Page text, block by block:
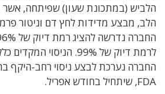
הלביש (במתכונת שעון) שפיתחה,
הלב, מבצע מדידות לחץ דם וניטור
החברה נערכת לבצע ניסוי רחב-היקף
FDA, שיתחיל בחודש אפריל.